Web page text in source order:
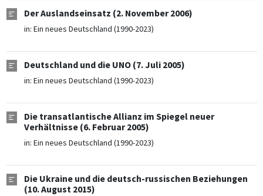
Der Auslandseinsatz (2. November 2006)
in: Ein neues Deutschland (1990-2023)
Deutschland und die UNO (7. Juli 2005)
in: Ein neues Deutschland (1990-2023)
Die transatlantische Allianz im Spiegel neuer
Verhältnisse (6. Februar 2005)
in: Ein neues Deutschland (1990-2023)
Die Ukraine und die deutsch-russischen Beziehungen
(10. August 2015)